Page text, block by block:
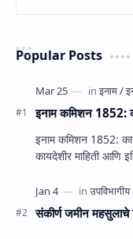
Popular Posts
इनाम कमिशन 1852:
इनाम कमिशन 1852: कायदेशीर
संकीर्ण जमीन